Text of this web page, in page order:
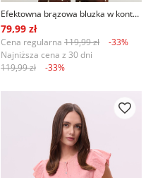
Efektowna brązowa bluzka w kontrastowe groszki
79,99 zł
Cena regularna 119,99 zł
-33%
Najniższa cena z 30 dni
119,99 zł
-33%